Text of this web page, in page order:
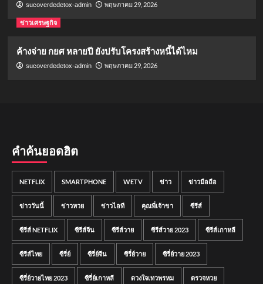
sucoverdedetox-admin พฤษภาคม 29, 2026
ข่าวเศรษฐกิจ
ค้างจ่าย กยศ หลายปี ยังปรับโครงสร้างหนี้ได้ไหม
sucoverdedetox-admin พฤษภาคม 29, 2026
คำค้นยอดฮิต
NETFLIX SMARTPHONE WETV ข่าว ข่าวมือถือ
ข่าววันนี้ ข่าวหวย ข่าวไอที คุณพี่เจ้าขา ซีรีส์
ซีรีส์ NETFLIX ซีรีส์จีน ซีรีส์วาย ซีรีส์วาย 2023 ซีรีส์เกาหลี
ซีรีส์ไทย ซีรี่ย์ ซีรี่ย์จีน ซีรี่ย์วาย ซีรี่ย์วาย 2023
ซีรี่ย์วายไทย 2023 ซีรี่ย์เกาหลี ดวงใจเทวพรหม ตรวจหวย